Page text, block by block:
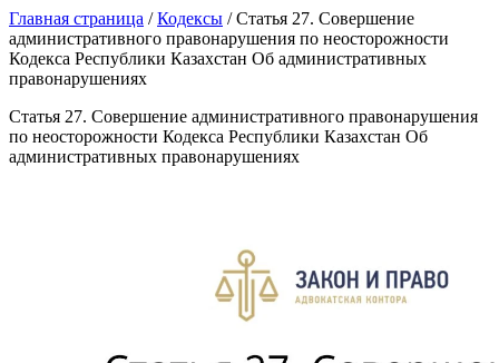
Главная страница /Кодексы /Статья 27. Совершение
административного правонарушения по неосторожности
Кодекса Республики Казахстан Об административных
правонарушениях
Статья 27. Совершение административного правонарушения
по неосторожности Кодекса Республики Казахстан Об
административных правонарушениях